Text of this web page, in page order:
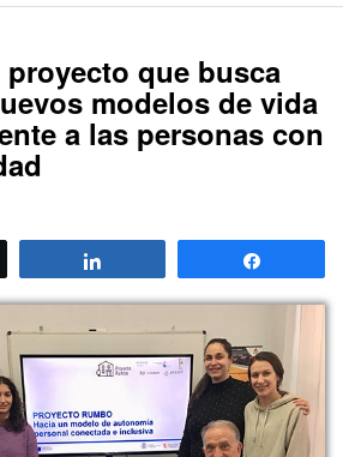
proyecto que busca
modelos de vida
a las personas con